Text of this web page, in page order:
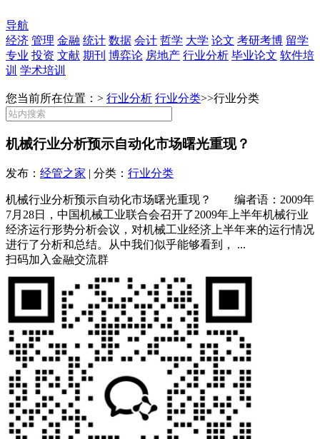
导航
经济 管理 金融 统计 数据 会计 哲学 大学 论文 考研考博 留学
专业 投资 文献 期刊 博弈论 房地产 行业分析 毕业论文 软件培
训 学术培训
您当前所在位置：> 行业分析 行业分类>>行业分类
机械行业分析预示自动化市场曙光重现？
发布： 经管之家 | 分类： 行业分类
机械行业分析预示自动化市场曙光重现？ 编者语：2009年
7月28日，中国机械工业联合会召开了2009年上半年机械行业
经济运行形势分析会议，对机械工业经济上半年来的运行情况
进行了分析和总结。从中我们似乎能够看到， ...
扫码加入金融交流群